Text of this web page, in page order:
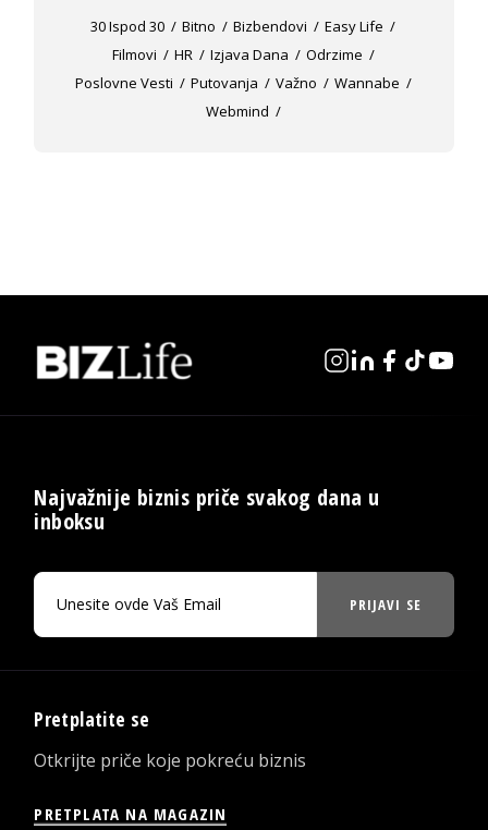
30 Ispod 30 Bitno Bizbendovi
Easy Life
Filmovi
HR Izjava Dana
Odrzime
Poslovne Vesti
Putovanja Važno
Wannabe
Webmind
Najvažnije biznis priče svakog dana u
inboksu
PRIJAVI SE
Pretplatite se
Otkrijte priče koje pokreću biznis
PRETPLATA NA MAGAZIN